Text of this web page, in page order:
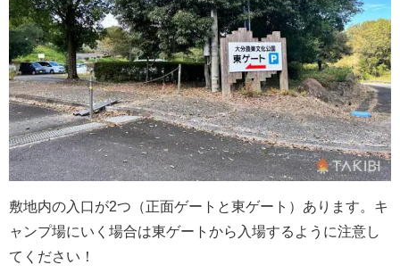
敷地内の入口が2つ（正面ゲートと東ゲート）あります。キ
ャンプ場にいく場合は東ゲートから入場するように注意し
てください！